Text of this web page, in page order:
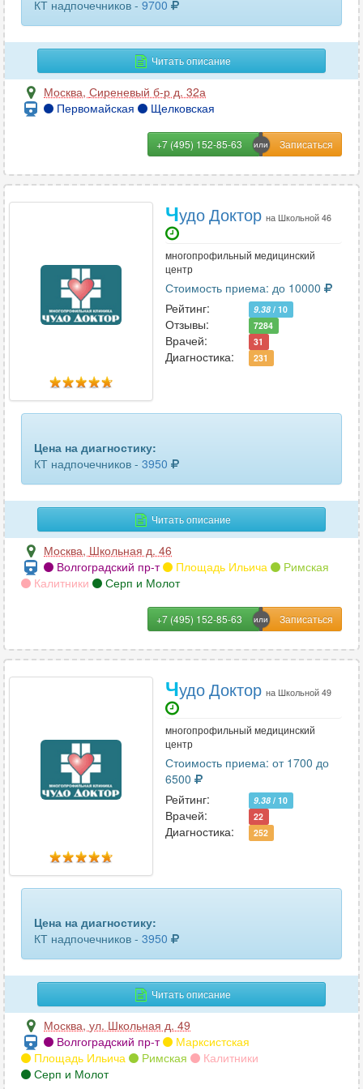
пищевода
плечевого сустава 57
плечевой кости 24
поджелудочной железы
33
почек 51
почек и мочевыводящих путей
пояснично-крестцового отдела позвоночника
поясничного отдела позвоночника
предплечья
пяточных костей
селезенки
сосудов головного мозга 15
сосудов шеи 24
средостения 29
54
тазобедренного сустава
турецкого седла
шейного отдела позвоночника
щитовидной железы
КТ надпочечников - 9700
Читать описание
Москва, Сиреневый б-р д. 32а
Первомайская
Щелковская
+7 (495) 152-85-63
Чудо Доктор на Школьной 46
многопрофильный медицинский
центр
Стоимость приема: до 10000
Рейтинг:
9.38 / 10
Отзывы: 7284
Врачей: 31
Диагностика: 231
Цена на диагностику:
КТ надпочечников - 3950
Читать описание
Москва, Школьная д. 46
Волгоградский пр-т
Площадь Ильича
Римская
Калитники
Серп и Молот
+7 (495) 152-85-63
Чудо Доктор на Школьной 49
многопрофильный медицинский
центр
Стоимость приема: от 1700 до
6500
Рейтинг:
9.38 / 10
Врачей: 22
Диагностика: 252
Цена на диагностику:
КТ надпочечников - 3950
Читать описание
Москва, ул. Школьная д. 49
Волгоградский пр-т
Марксистская
Площадь Ильича
Римская
Калитники
Серп и Молот